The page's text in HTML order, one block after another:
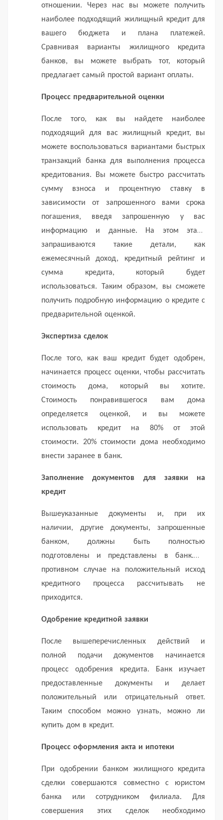
отношении.
Через нас вы можете получить
наиболее подходящий жилищный кредит для
вашего бюджета и плана платежей.
Сравнивая варианты жилищного кредита
банков, вы можете выбрать тот, который
предлагает самый простой вариант оплаты.
Процесс предварительной оценки
После того, как вы найдете наиболее
подходящий для вас жилищный кредит, вы
можете воспользоваться вариантами быстрых
транзакций банка для выполнения процесса
кредитования.
Вы можете быстро рассчитать
сумму взноса и процентную ставку в
зависимости от запрошенного вами срока
погашения, введя запрошенную у вас
информацию и данные.
На этом этапе
запрашиваются такие детали, как
ежемесячный доход, кредитный рейтинг и
сумма кредита, который будет
использоваться.
Таким образом, вы сможете
получить подробную информацию о кредите с
предварительной оценкой.
Экспертиза сделок
После того, как ваш кредит будет одобрен,
начинается процесс оценки, чтобы рассчитать
стоимость дома, который вы хотите.
Стоимость понравившегося вам дома
определяется оценкой, и вы можете
использовать кредит на 80% от этой
стоимости.
20% стоимости дома необходимо
внести заранее в банк.
Заполнение документов для заявки на
кредит
Вышеуказанные документы и, при их
наличии, другие документы, запрошенные
банком, должны быть полностью
подготовлены и представлены в банк.
противном случае на положительный исход
кредитного процесса рассчитывать не
приходится.
Одобрение кредитной заявки
После вышеперечисленных действий и
полной подачи документов начинается
процесс одобрения кредита.
Банк изучает
предоставленные документы и делает
положительный или отрицательный ответ.
Таким способом можно узнать, можно ли
купить дом в кредит.
Процесс оформления акта и ипотеки
При одобрении банком жилищного кредита
сделки совершаются совместно с юристом
банка или сотрудником филиала.
Для
совершения этих сделок необходимо